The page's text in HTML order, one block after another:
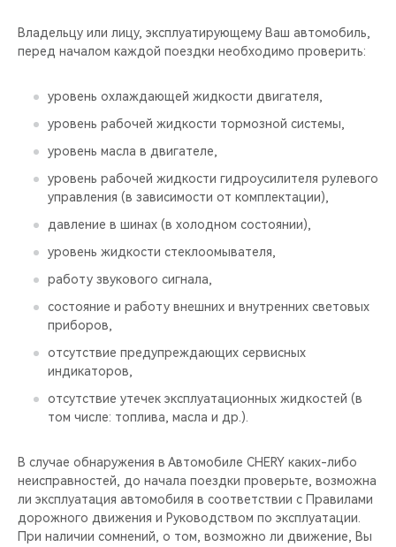
Владельцу или лицу, эксплуатирующему Ваш автомобиль,
перед началом каждой поездки необходимо проверить:
уровень охлаждающей жидкости двигателя,
уровень рабочей жидкости тормозной системы,
уровень масла в двигателе,
уровень рабочей жидкости гидроусилителя рулевого
управления (в зависимости от комплектации),
давление в шинах (в холодном состоянии),
уровень жидкости стеклоомывателя,
работу звукового сигнала,
состояние и работу внешних и внутренних световых
приборов,
отсутствие предупреждающих сервисных
индикаторов,
отсутствие утечек эксплуатационных жидкостей (в
том числе: топлива, масла и др.).
В случае обнаружения в Автомобиле CHERY каких-либо
неисправностей, до начала поездки проверьте, возможна
ли эксплуатация автомобиля в соответствии с Правилами
дорожного движения и Руководством по эксплуатации.
При наличии сомнений, о том, возможно ли движение, Вы